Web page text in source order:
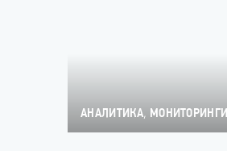
АНАЛИТИКА, МОНИТОРИНГИ